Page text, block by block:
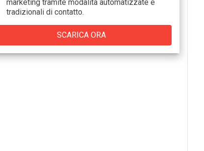
marketing tramite modalità automatizzate e
tradizionali di contatto.